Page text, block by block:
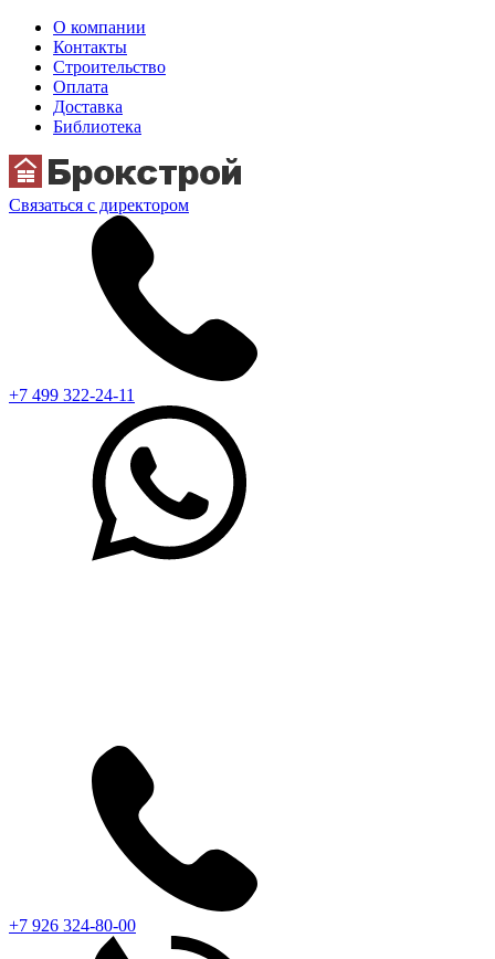
О компании
Контакты
Строительство
Оплата
Доставка
Библиотека
Связаться с директором
+7 499 322-24-11
+7 926 324-80-00